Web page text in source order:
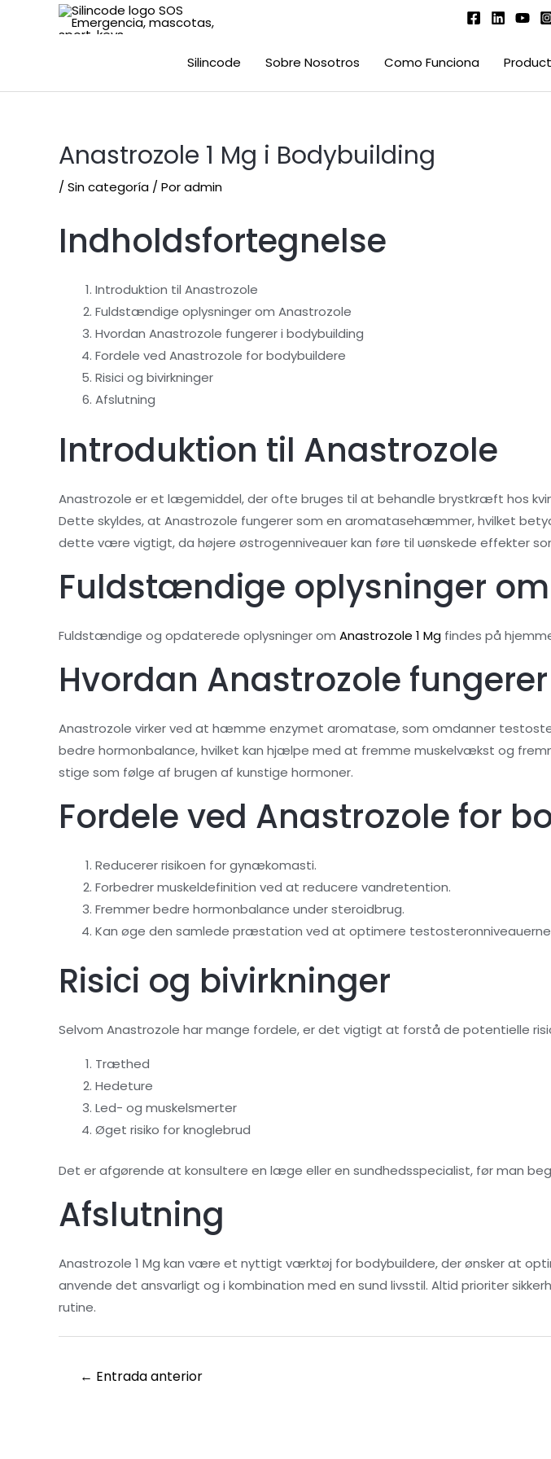
Silincode Sobre Nosotros Como Funciona
Anastrozole 1 Mg i Bodybuilding
/ Sin categoría / Poradmin
Indholdsfortegnelse
Introduktion til Anastrozole
Fuldstændige oplysninger om Anastrozole
Hvordan Anastrozole fungerer i bodybuilding
Fordele ved Anastrozole for bodybuildere
Risici og bivirkninger
Afslutning
Introduktion til Anastrozole
Anastrozole er et lægemiddel, der ofte bruges til at behandle brystkræft hos
Dette skyldes, at Anastrozole fungerer som en aromatasehæmmer, hvilket
dette være vigtigt, da højere østrogenniveauer kan føre til uønskede effekter
Fuldstændige oplysninger
Fuldstændige og opdaterede oplysninger om Anastrozole 1 Mg findes på
Hvordan Anastrozole
Anastrozole virker ved at hæmme enzymet aromatase, som omdanner
bedre hormonbalance, hvilket kan hjælpe med at fremme muskelvækst og
stige som følge af brugen af kunstige hormoner.
Fordele ved Anastrozole for
Reducerer risikoen for gynækomasti.
Forbedrer muskeldefinition ved at reducere vandretention.
Fremmer bedre hormonbalance under steroidbrug.
Kan øge den samlede præstation ved at optimere
Risici og bivirkninger
Selvom Anastrozole har mange fordele, er det vigtigt at forstå de potentielle
Træthed
Hedeture
Led- og muskelsmerter
Øget risiko for knoglebrud
Det er afgørende at konsultere en læge eller en sundhedsspecialist, før man
Afslutning
Anastrozole 1 Mg kan være et nyttigt værktøj for bodybuildere, der ønsker at
anvende det ansvarligt og i kombination med en sund livsstil. Altid prioriter
rutine.
← Entrada anterior